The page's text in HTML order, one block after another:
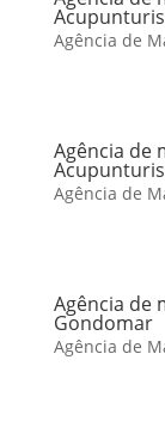
Agência de
Agência de
Agência de
Agência de
Gondomar
Agência de